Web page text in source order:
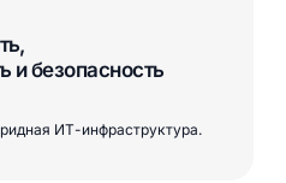
и безопасность
ИТ-инфраструктура.